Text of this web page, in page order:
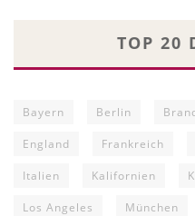
TOP 20
Bayern Berlin
England Frankreich
Italien Kalifornien
Los Angeles München